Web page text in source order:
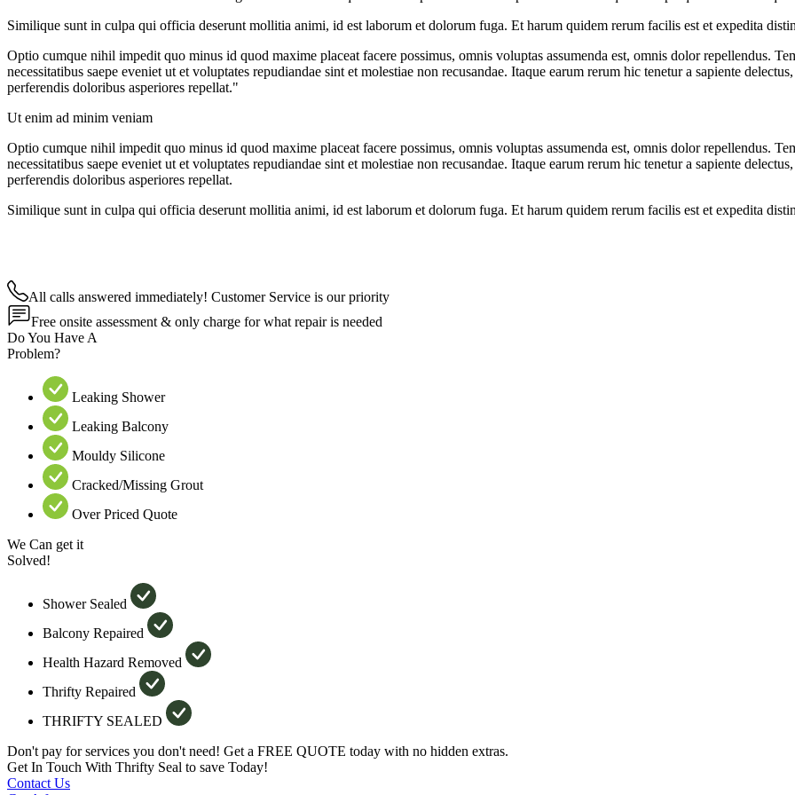
Similique sunt in culpa qui officia deserunt mollitia animi, id est laborum et dolorum fuga. Et harum quidem rerum facilis est et expedita
Optio cumque nihil impedit quo minus id quod maxime placeat facere possimus, omnis voluptas assumenda est, omnis dolor repellendus.
necessitatibus saepe eveniet ut et voluptates repudiandae sint et molestiae non recusandae. Itaque earum rerum hic tenetur a sapiente
perferendis doloribus asperiores repellat."
Ut enim ad minim veniam
Optio cumque nihil impedit quo minus id quod maxime placeat facere possimus, omnis voluptas assumenda est, omnis dolor repellendus.
necessitatibus saepe eveniet ut et voluptates repudiandae sint et molestiae non recusandae. Itaque earum rerum hic tenetur a sapiente
perferendis doloribus asperiores repellat.
Similique sunt in culpa qui officia deserunt mollitia animi, id est laborum et dolorum fuga. Et harum quidem rerum facilis est et expedita
All calls answered immediately! Customer Service is our priority
Free onsite assessment & only charge for what repair is needed
Do You Have A
Problem?
Leaking Shower
Leaking Balcony
Mouldy Silicone
Cracked/Missing Grout
Over Priced Quote
We Can get it
Solved!
Shower Sealed
Balcony Repaired
Health Hazard Removed
Thrifty Repaired
THRIFTY SEALED
Don't pay for services you don't need! Get a FREE QUOTE today with no hidden extras.
Get In Touch With Thrifty Seal to save Today!
Contact Us